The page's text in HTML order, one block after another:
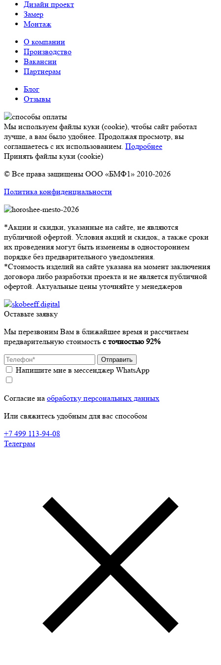
Дизайн проект
Замер
Монтаж
О компании
Производство
Вакансии
Партнерам
Блог
Отзывы
Мы используем файлы куки (cookie), чтобы сайт работал
лучше, а вам было удобнее. Продолжая просмотр, вы
соглашаетесь с их использованием. Подробнее
Принять файлы куки (cookie)
© Все права защищены ООО «БМФ1» 2010-2026
Политика конфиденциальности
*Акции и скидки, указанные на сайте, не являются
публичной офертой. Условия акций и скидок, а также сроки
их проведения могут быть изменены в одностороннем
порядке без предварительного уведомления.
*Стоимость изделий на сайте указана на момент заключения
договора либо разработки проекта и не является публичной
офертой. Актуальные цены уточняйте у менеджеров
Оставьте заявку
Мы перезвоним Вам в ближайшее время и рассчитаем
предварительную стоимость с точностью 92%
Отправить
Напишите мне в мессенджер WhatsApp
Согласие на обработку персональных данных
Или свяжитесь удобным для вас способом
+7 499 113-94-08
Телеграм